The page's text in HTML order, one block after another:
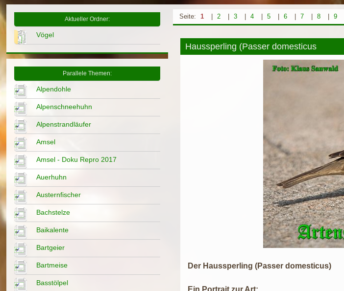
Seite: 1 2 3 4 5 6 7 8 9
Haussperling (Passer domesticus
Der Haussperling (Passer domesticus)
Ein Portrait zur Art:
Aktueller Ordner:
Vögel
Parallele Themen:
Alpendohle
Alpenschneehuhn
Alpenstrandläufer
Amsel
Amsel - Doku Repro 2017
Auerhuhn
Austernfischer
Bachstelze
Baikalente
Bartgeier
Bartmeise
Basstölpel